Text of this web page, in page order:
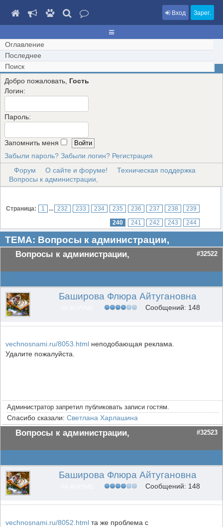
Вход Зарег.
Оглавление
Последнее
Поиск
Добро пожаловать, Гость
Логин:
Пароль:
Запомнить меня
Забыли пароль? Забыли логин? Регистрация
Форум
О сайте и форуме!
Техническая поддержка
Вопросы к администрации,
Страница: 1 ... 232 233 234 235 236 237 238
239
240
241 242 243 244
ТЕМА: Вопросы к администрации,
Вопросы к администрации, #32522
Баширова Флюра Айтугановна
Сообщений: 148
vechnosnami.ru/8053.html неподобающая реклама.
Удалите пожалуйста.
Администратор запретил публиковать записи гостям.
Спасибо сказали: Светлана Харлашина
Вопросы к администрации, #32523
Баширова Флюра Айтугановна
Сообщений: 148
vechnosnami.ru/8052.html та же проблема с